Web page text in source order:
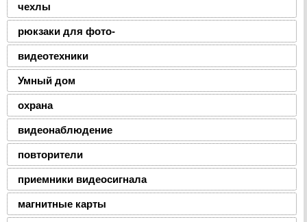
чехлы
рюкзаки для фото-
видеотехники
Умный дом
охрана
видеонаблюдение
повторители
приемники видеосигнала
магнитные карты